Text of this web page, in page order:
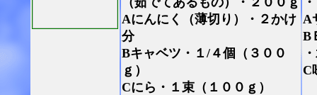
Aにんにく（薄切り）・２かけ
分
Bキャベツ・１/４個（３００
ｇ）
Cにら・１束（１００ｇ）
A
B
C